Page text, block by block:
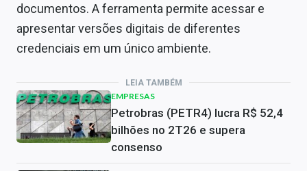
documentos. A ferramenta permite acessar e
apresentar versões digitais de diferentes
credenciais em um único ambiente.
LEIA TAMBÉM
EMPRESAS
Petrobras (PETR4) lucra R$ 52,4
bilhões no 2T26 e supera
consenso